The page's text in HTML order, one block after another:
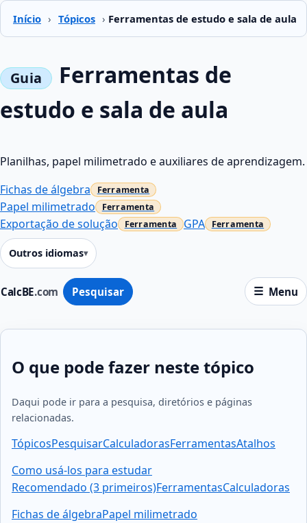
Início › Tópicos › Ferramentas de estudo e sala de aula
CalcBE.com Pesquisar Menu
Ferramentas de
estudo e sala de aula
Planilhas, papel milimetrado e auxiliares de aprendizagem.
Fichas de álgebra
Papel milimetrado
Exportação de solução
GPA
Outros idiomas
O que pode fazer neste tópico
Daqui pode ir para a pesquisa, diretórios e páginas
relacionadas.
TópicosPesquisarCalculadorasFerramentasAtalhos
Como usá-los para estudar
Recomendado (3 primeiros)FerramentasCalculadoras
Fichas de álgebraPapel milimetrado